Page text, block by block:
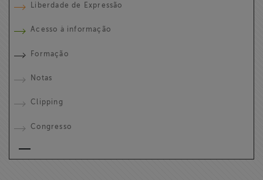
Liberdade de Expressão
Acesso à informação
Formação
Notas
Clipping
Congresso